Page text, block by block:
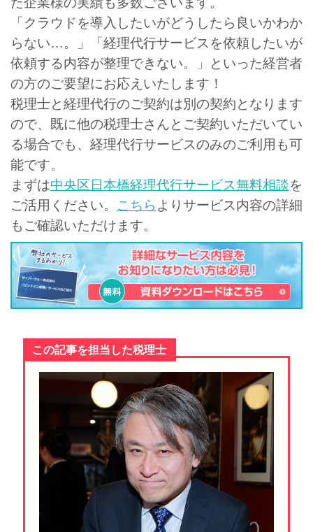
「クラウドを導入したいがどうしたら良いかわか
らない…。」「経理代行サービスを依頼したいが
依頼する内容が整理できない。」といった経営者
の方のご要望にお応えいたします！
税理士と経理代行のご契約は別の契約となります
ので、既に他の税理士さんとご契約いただいてい
る場合でも、経理代行サービスのみのご利用も可
能です。
まずは中央区日本橋経理代行サービス無料相談を
ご活用ください。 こちら よりサービス内容の詳細
もご確認いただけます。
この記事を担当した税理士